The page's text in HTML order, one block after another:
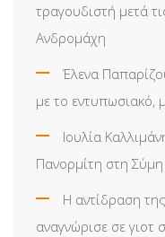
τραγουδιστή μετά
Ανδρομάχη
Έλενα
με το εντυπωσιακό,
Ιουλία
Πανορμίτη στη
Η αντίδραση
αναγνώρισε σε γιοτ